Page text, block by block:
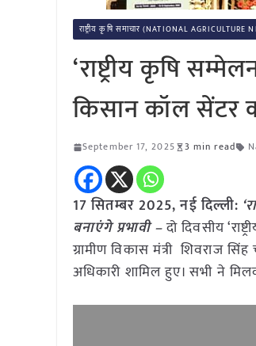
राष्ट्रीय कृषि समाचार (NATIONAL AGRICULTURE
‘राष्ट्रीय कृषि
किसान कॉल सेंटर
September 17, 2025 3 min read
17 सितम्बर 2025, नई दिल्ली:
बनाएंगे प्रभावी –दो दिवसीय
ग्रामीण विकास मंत्री शिवराज
अधिकारी शामिल हुए। सभी ने